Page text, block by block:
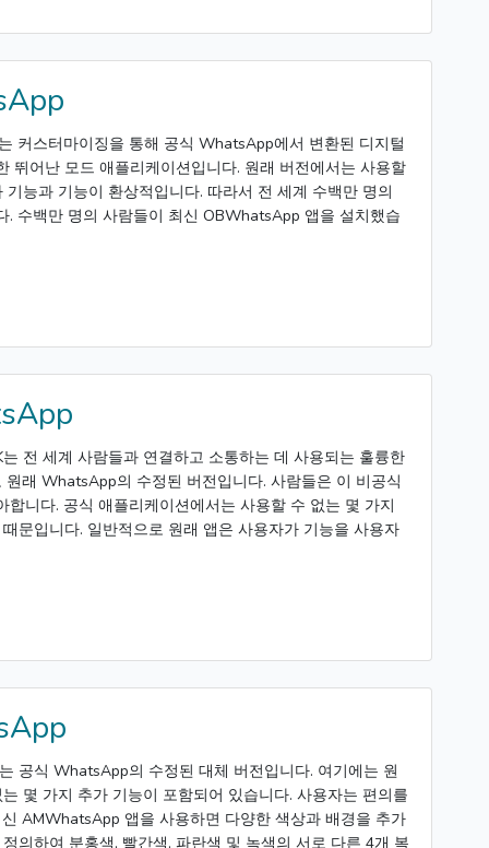
커스터마이징을 통해 공식 WhatsApp에서 변환된 디지털
뛰어난 모드 애플리케이션입니다. 원래 버전에서는 사용할
능과 기능이 환상적입니다. 따라서 전 세계 수백만 명의
. 수백만 명의 사람들이 최신 OBWhatsApp 앱을 설치했습
전 세계 사람들과 연결하고 소통하는 데 사용되는 훌륭한
원래 WhatsApp의 수정된 버전입니다. 사람들은 이 비공식
합니다. 공식 애플리케이션에서는 사용할 수 없는 몇 가지
문입니다. 일반적으로 원래 앱은 사용자가 기능을 사용자
공식 WhatsApp의 수정된 대체 버전입니다. 여기에는 원
몇 가지 추가 기능이 포함되어 있습니다. 사용자는 편의를
AMWhatsApp 앱을 사용하면 다양한 색상과 배경을 추가
의하여 분홍색, 빨간색, 파란색 및 녹색의 서로 다른 4개 복